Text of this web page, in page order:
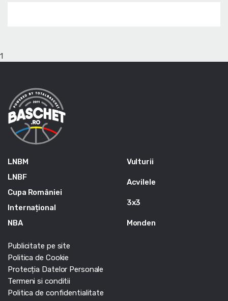
1
LNBM
LNBF
Cupa României
Internațional
NBA
Vulturii
Acvilele
3x3
Monden
Publicitate pe site
Politica de Cookie
Protecția Datelor Personale
Termeni si conditii
Politica de confidentialitate